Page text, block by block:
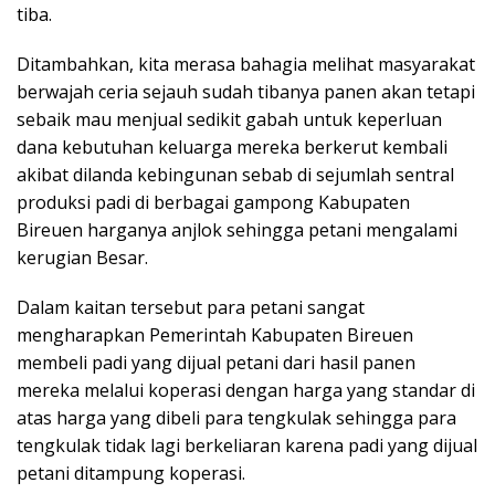
tiba.
Ditambahkan, kita merasa bahagia melihat masyarakat
berwajah ceria sejauh sudah tibanya panen akan tetapi
sebaik mau menjual sedikit gabah untuk keperluan
dana kebutuhan keluarga mereka berkerut kembali
akibat dilanda kebingunan sebab di sejumlah sentral
produksi padi di berbagai gampong Kabupaten
Bireuen harganya anjlok sehingga petani mengalami
kerugian Besar.
Dalam kaitan tersebut para petani sangat
mengharapkan Pemerintah Kabupaten Bireuen
membeli padi yang dijual petani dari hasil panen
mereka melalui koperasi dengan harga yang standar di
atas harga yang dibeli para tengkulak sehingga para
tengkulak tidak lagi berkeliaran karena padi yang dijual
petani ditampung koperasi.